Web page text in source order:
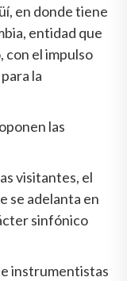
en donde tiene
entidad que
con el impulso
la
las
visitantes, el
se adelanta en
sinfónico
instrumentistas